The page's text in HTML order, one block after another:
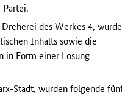
des Werkes 4,
Inhalts sowie die
in Form einer Losung
Stadt, wurden folgende